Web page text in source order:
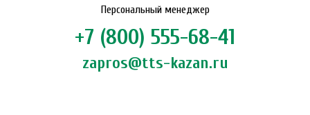
Персональный менеджер
+7 (800) 555-68-41
zapros@tts-kazan.ru